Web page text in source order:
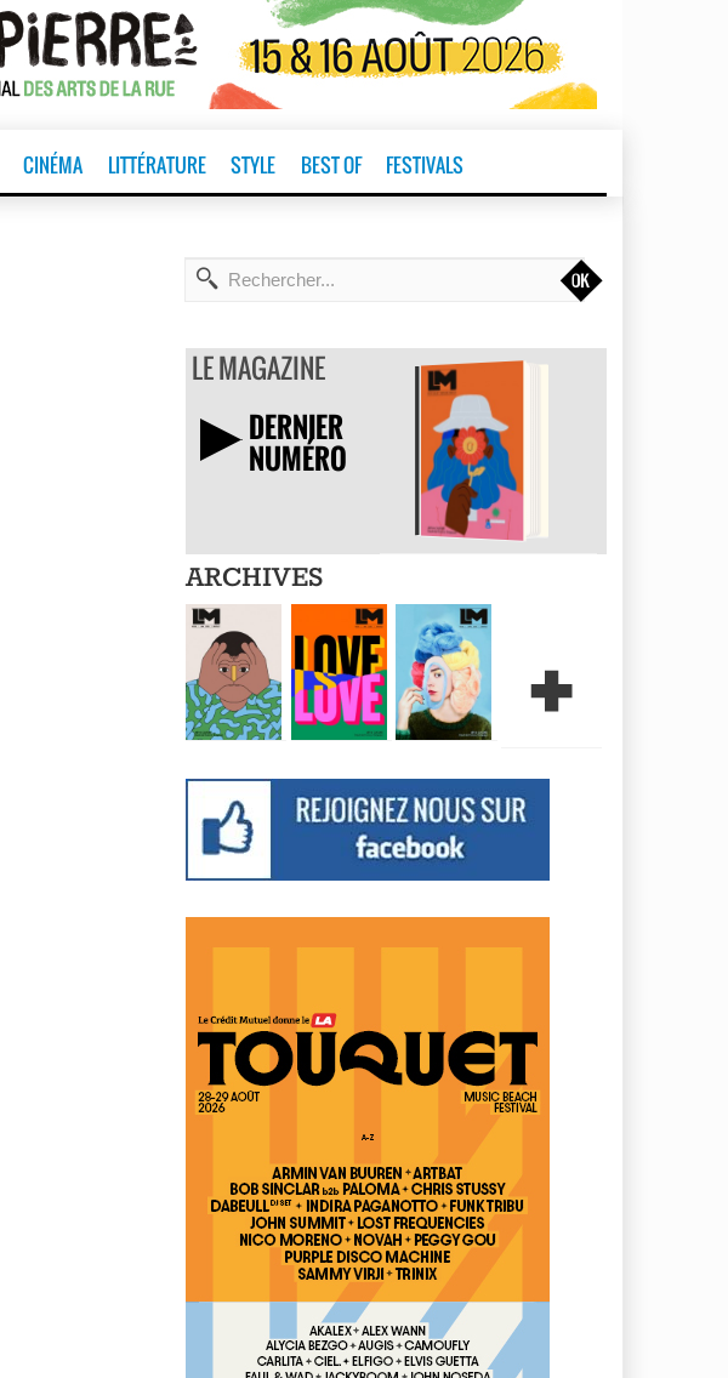
CINÉMA LITTÉRATURE STYLE BEST OF FESTIVALS
t
LE MAGAZINE
DERNIER
NUMÉRO TÉLÉCHARGER
ARCHIVES +